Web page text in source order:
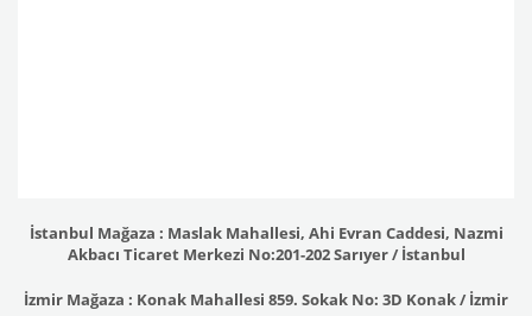
İstanbul Mağaza : Maslak Mahallesi, Ahi Evran Caddesi, Nazmi
Akbacı Ticaret Merkezi No:201-202 Sarıyer / İstanbul
İzmir Mağaza : Konak Mahallesi 859. Sokak No: 3D Konak / İzmir